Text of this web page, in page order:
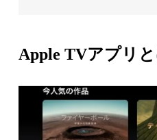
Apple TVアプリと